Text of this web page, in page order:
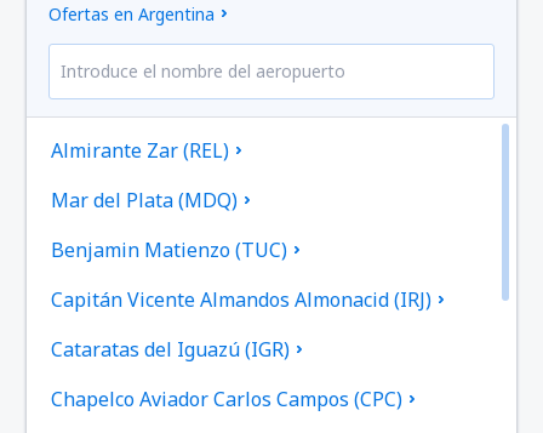
Ofertas en Argentina
Almirante Zar (REL)
Mar del Plata (MDQ)
Benjamin Matienzo (TUC)
Capitán Vicente Almandos Almonacid (IRJ)
Cataratas del Iguazú (IGR)
Chapelco Aviador Carlos Campos (CPC)